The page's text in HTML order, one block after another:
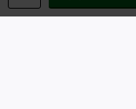
Všechny ceny jsou